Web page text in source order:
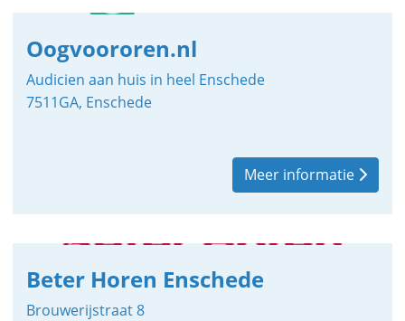
Oogvoororen.nl
Audicien aan huis in heel Enschede
7511GA, Enschede
Meer informatie
Beter Horen Enschede
Brouwerijstraat 8